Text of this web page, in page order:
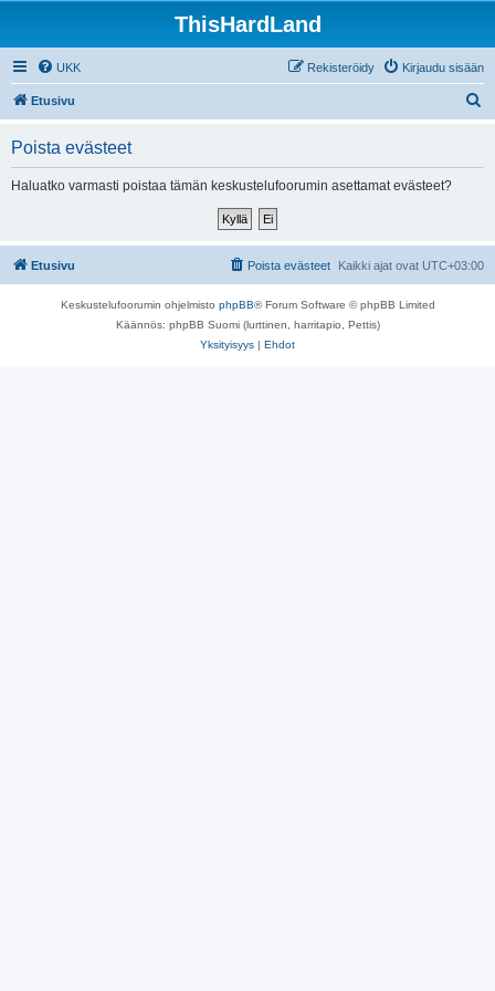
ThisHardLand
UKK Kirjaudu sisään
Rekisteröidy
Etusivu
Poista evästeet
Haluatko varmasti poistaa tämän keskustelufoorumin asettamat evästeet?
Etusivu Kaikki ajat ovat UTC+03:00
Poista evästeet
Keskustelufoorumin ohjelmisto phpBB® Forum Software © phpBB Limited
Käännös: phpBB Suomi (lurttinen, harritapio, Pettis)
Yksityisyys | Ehdot